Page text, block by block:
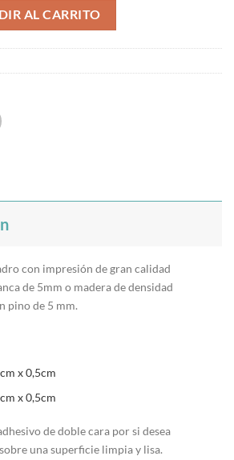
cantidad
AL CARRITO
con impresión de gran calidad
de 5mm o madera de densidad
pino de 5 mm.
x 0,5cm
x 0,5cm
de doble cara por si desea
una superficie limpia y lisa.